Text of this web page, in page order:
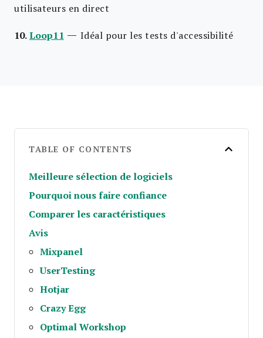
utilisateurs en direct
10.Loop11 — Idéal pour les tests d'accessibilité
TABLE OF CONTENTS
Meilleure sélection de logiciels
Pourquoi nous faire confiance
Comparer les caractéristiques
Avis
Mixpanel
UserTesting
Hotjar
Crazy Egg
Optimal Workshop